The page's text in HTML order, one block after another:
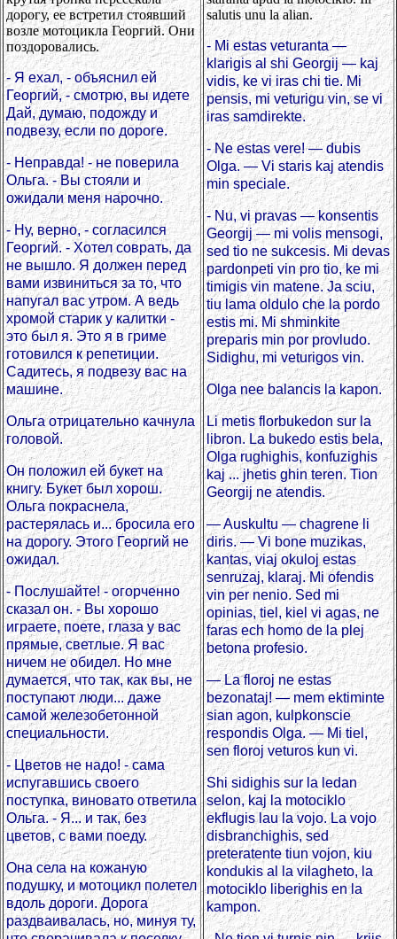
дорогу, ее встретил стоявший
возле мотоцикла Георгий. Они
поздоровались.
- Я ехал, - объяснил ей
Георгий, - смотрю, вы идете
Дай, думаю, подожду и
подвезу, если по дороге.
- Неправда! - не поверила
Ольга. - Вы стояли и
ожидали меня нарочно.
- Ну, верно, - согласился
Георгий. - Хотел соврать, да
не вышло. Я должен перед
вами извиниться за то, что
напугал вас утром. А ведь
хромой старик у калитки -
это был я. Это я в гриме
готовился к репетиции.
Садитесь, я подвезу вас на
машине.
Ольга отрицательно качнула
головой.
Он положил ей букет на
книгу. Букет был хорош.
Ольга покраснела,
растерялась и... бросила его
на дорогу. Этого Георгий не
ожидал.
- Послушайте! - огорченно
сказал он. - Вы хорошо
играете, поете, глаза у вас
прямые, светлые. Я вас
ничем не обидел. Но мне
думается, что так, как вы, не
поступают люди... даже
самой железобетонной
специальности.
- Цветов не надо! - сама
испугавшись своего
поступка, виновато ответила
Ольга. - Я... и так, без
цветов, с вами поеду.
Она села на кожаную
подушку, и мотоцикл полетел
вдоль дороги. Дорога
раздваивалась, но, минуя ту,
salutis unu la alian.
- Mi estas veturanta —
klarigis al shi Georgij — kaj
vidis, ke vi iras chi tie. Mi
pensis, mi veturigu vin, se vi
iras samdirekte.
- Ne estas vere! — dubis
Olga. — Vi staris kaj atendis
min speciale.
- Nu, vi pravas — konsentis
Georgij — mi volis mensogi,
sed tio ne sukcesis. Mi devas
pardonpeti vin pro tio, ke mi
timigis vin matene. Ja sciu,
tiu lama oldulo che la pordo
estis mi. Mi shminkite
preparis min por provludo.
Sidighu, mi veturigos vin.
Olga nee balancis la kapon.
Li metis florbukedon sur la
libron. La bukedo estis bela,
Olga rughighis, konfuzighis
kaj ... jhetis ghin teren. Tion
Georgij ne atendis.
— Auskultu — chagrene li
diris. — Vi bone muzikas,
kantas, viaj okuloj estas
senruzaj, klaraj. Mi ofendis
vin per nenio. Sed mi
opinias, tiel, kiel vi agas, ne
faras ech homo de la plej
betona profesio.
— La floroj ne estas
bezonataj! — mem ektiminte
sian agon, kulpkonscie
respondis Olga. — Mi tiel,
sen floroj veturos kun vi.
Shi sidighis sur la ledan
selon, kaj la motociklo
ekflugis lau la vojo. La vojo
disbranchighis, sed
preteratente tiun vojon, kiu
kondukis al la vilagheto, la
motociklo liberighis en la
kampon.